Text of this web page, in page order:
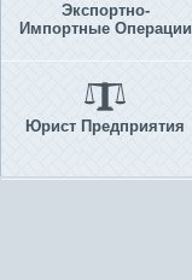
Экспортно-
Импортные Операции
Юрист Предприятия